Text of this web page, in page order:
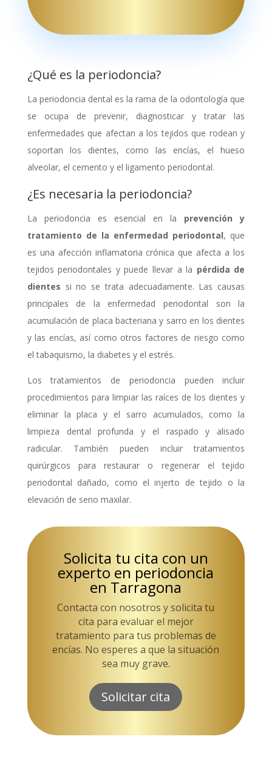
¿Qué es la periodoncia?
La periodoncia dental es la rama de la odontología que
se ocupa de prevenir, diagnosticar y tratar las
enfermedades que afectan a los tejidos que rodean y
soportan los dientes, como las encías, el hueso
alveolar, el cemento y el ligamento periodontal.
¿Es necesaria la periodoncia?
La periodoncia es esencial en la prevención y
tratamiento de la enfermedad periodontal, que
es una afección inflamatoria crónica que afecta a los
tejidos periodontales y puede llevar a la pérdida de
dientes si no se trata adecuadamente. Las causas
principales de la enfermedad periodontal son la
acumulación de placa bacteriana y sarro en los dientes
y las encías, así como otros factores de riesgo como
el tabaquismo, la diabetes y el estrés.
Los tratamientos de periodoncia pueden incluir
procedimientos para limpiar las raíces de los dientes y
eliminar la placa y el sarro acumulados, como la
limpieza dental profunda y el raspado y alisado
radicular. También pueden incluir tratamientos
quirúrgicos para restaurar o regenerar el tejido
periodontal dañado, como el injerto de tejido o la
elevación de seno maxilar.
Solicita tu cita con un
experto en periodoncia
en Tarragona
Contacta con nosotros y solicita tu
cita para evaluar el mejor
tratamiento para tus problemas de
encías. No esperes a que la situación
sea muy grave.
Solicitar cita